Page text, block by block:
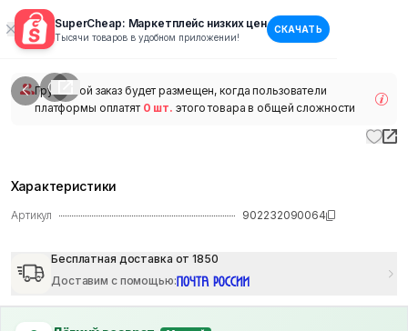
SuperCheap: Маркетплейс низких цен
Тысячи товаров в удобном приложении!
СКАЧАТЬ
1/
Групповой заказ будет размещен, когда пользователи
платформы оплатят 0 шт. этого товара в общей сложности
Характеристики
Артикул 902232090064
Бесплатная доставка от 1850
Доставим с помощью: